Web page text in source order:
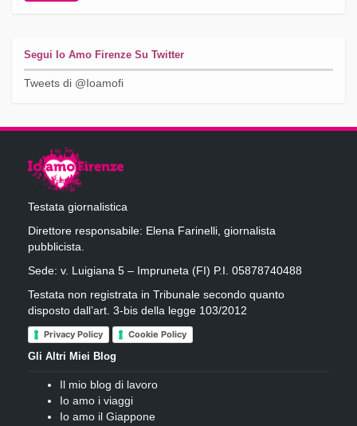
Segui Io Amo Firenze Su Twitter
Tweets di @Ioamofi
Testata giornalistica
Direttore responsabile: Elena Farinelli, giornalista
pubblicista.
Sede: v. Luigiana 5 – Impruneta (FI) P.I. 05878740488
Testata non registrata in Tribunale secondo quanto
disposto dall’art. 3-bis della legge 103/2012
Privacy Policy Cookie Policy
Gli Altri Miei Blog
Il mio blog di lavoro
Io amo i viaggi
Io amo il Giappone